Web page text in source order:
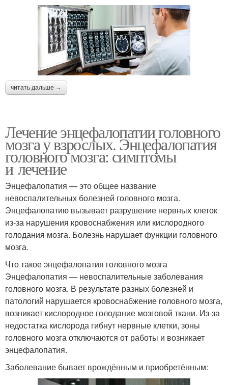
читать дальше →
Лечение энцефалопатии головного
мозга у взрослых. Энцефалопатия
головного мозга: симптомы
и лечение
Энцефалопатия — это общее название
невоспалительных болезней головного мозга.
Энцефалопатию вызывает разрушение нервных клеток
из-за нарушения кровоснабжения или кислородного
голодания мозга. Болезнь нарушает функции головного
мозга.
Что такое энцефалопатия головного мозга
Энцефалопатия — невоспалительные заболевания
головного мозга. В результате разных болезней и
патологий нарушается кровоснабжение головного мозга,
возникает кислородное голодание мозговой ткани. Из-за
недостатка кислорода гибнут нервные клетки, зоны
головного мозга отключаются от работы и возникает
энцефалопатия.
Заболевание бывает врождённым и приобретённым: